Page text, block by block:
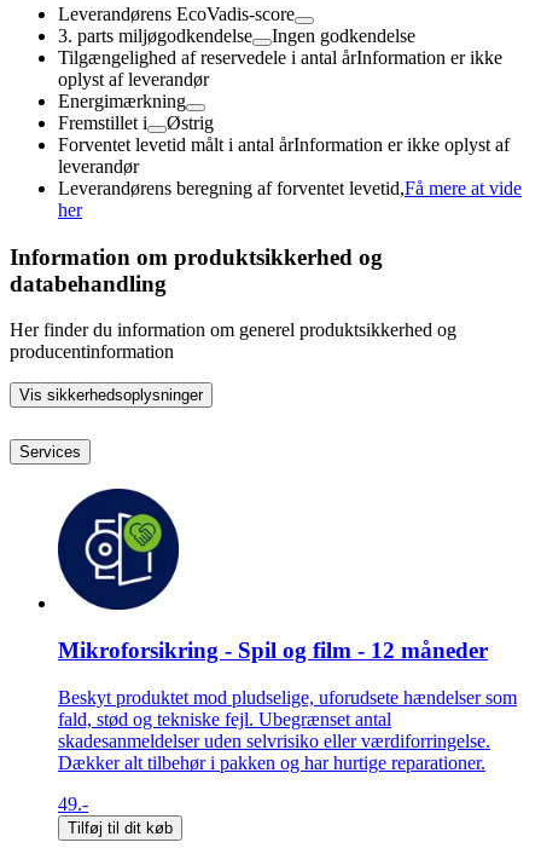
Leverandørens EcoVadis-score
3. parts miljøgodkendelse
Ingen godkendelse
Tilgængelighed af reservedele i antal årInformation er ikke
oplyst af leverandør
Energimærkning
Fremstillet i
Østrig
Forventet levetid målt i antal årInformation er ikke oplyst af
leverandør
Leverandørens beregning af forventet levetid,Få mere at vide
her
Information om produktsikkerhed og
databehandling
Her finder du information om generel produktsikkerhed og
producentinformation
Vis sikkerhedsoplysninger
Services
Mikroforsikring - Spil og film - 12 måneder
Beskyt produktet mod pludselige, uforudsete hændelser som
fald, stød og tekniske fejl. Ubegrænset antal
skadesanmeldelser uden selvrisiko eller værdiforringelse.
Dækker alt tilbehør i pakken og har hurtige reparationer.
49.-
Tilføj til dit køb